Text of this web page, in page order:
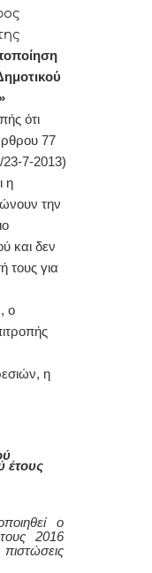
ότι
77
7-2013)
η
την
και δεν
τους για
ο
, η
έτους
ο
2016
πιστώσεις